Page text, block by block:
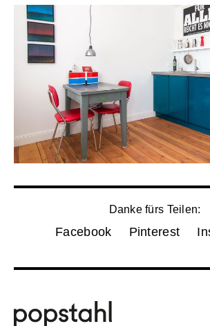
Danke fürs Teilen:
Facebook Pinterest